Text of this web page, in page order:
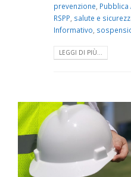
prevenzione,
RSPP, salute e
Informativo,
LEGGI DI PIÙ...